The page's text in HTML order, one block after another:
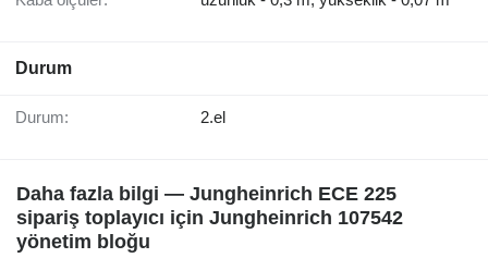
Durum
Durum: 2.el
Daha fazla bilgi — Jungheinrich ECE 225
sipariş toplayıcı için Jungheinrich 107542
yönetim bloğu